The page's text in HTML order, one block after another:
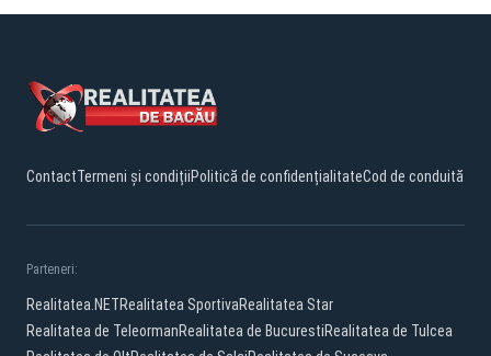
ContactTermeni și condițiiPolitică de confidențialitateCod de conduită
Parteneri:
Realitatea.NETRealitatea SportivaRealitatea Star
Realitatea de TeleormanRealitatea de BucurestiRealitatea de Tulcea